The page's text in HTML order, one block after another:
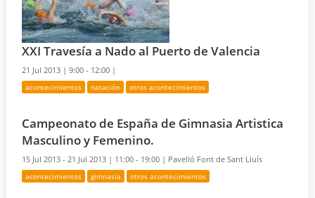
XXI Travesía a Nado al Puerto de Valencia
21 Jul 2013 |9:00 - 12:00 |
acontecimientos natación otros acontecimientos
Campeonato de España de Gimnasia Artistica
Masculino y Femenino.
15 Jul 2013 - 21 Jul 2013 | 11:00 - 19:00 | Pavelló Font de Sant Lluís
acontecimientos gimnasia otros acontecimientos